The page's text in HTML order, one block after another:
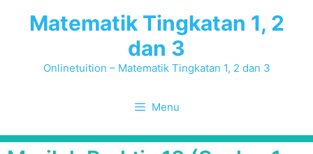
Matematik Tingkatan 1, 2
dan 3
Onlinetuition – Matematik Tingkatan 1, 2 dan 3
Menu